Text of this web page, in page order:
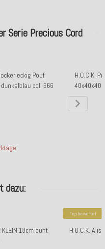
Serie Precious Cord
eckig Pouf
col. 666
H.O.C.K.
dazu:
18cm bunt
Top bewertet
H.O.C.K.